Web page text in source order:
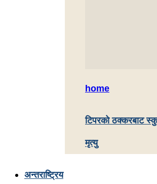
home
टिपरको ठक्करबाट
मृत्यु
अन्तराष्ट्रिय